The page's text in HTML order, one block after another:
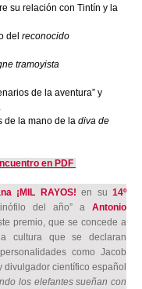
su relación con Tintín y la
del reconocido
tramoyista
de la aventura” y
de la mano de la diva de
en PDF
¡MIL RAYOS! en su14º
del año” aAntonio
premio, que se concede a
cultura que se declaran
como Jacob
divulgador científico español​
los elefantes sueñan con